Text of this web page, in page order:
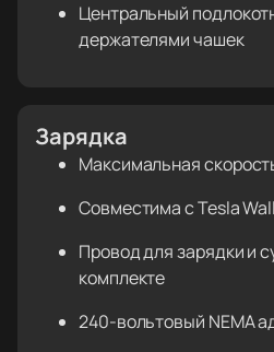
Центральный
держателями чашек
Зарядка
Максимальная
Совместима с Tesla
Провод для зарядки и
комплекте
240-вольтовый NEMA